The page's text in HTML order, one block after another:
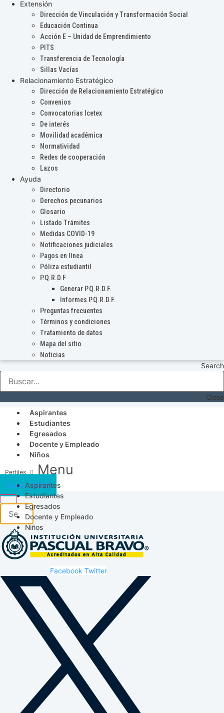
Extensión
Dirección de Vinculación y Transformación Social
Educación Continua
Acción E – Unidad de Emprendimiento
PITS
Transferencia de Tecnología
Sillas Vacías
Relacionamiento Estratégico
Dirección de Relacionamiento Estratégico
Convenios
Convocatorias Icetex
De interés
Movilidad académica
Normatividad
Redes de cooperación
Lazos
Ayuda
Directorio
Derechos pecunarios
Glosario
Listado Trámites
Medidas COVID-19
Notificaciones judiciales
Pagos en línea
Póliza estudiantil
P.Q.R.D.F
Generar P.Q.R.D.F.
Informes P.Q.R.D.F.
Preguntas frecuentes
Términos y condiciones
Tratamiento de datos
Mapa del sitio
Noticias
Search
Close
Aspirantes
Estudiantes
Egresados
Docente y Empleado
Niños
Menu
Aspirantes
Estudiantes
Egresados
Docente y Empleado
Niños
Acceso SICAU
Facebook Twitter